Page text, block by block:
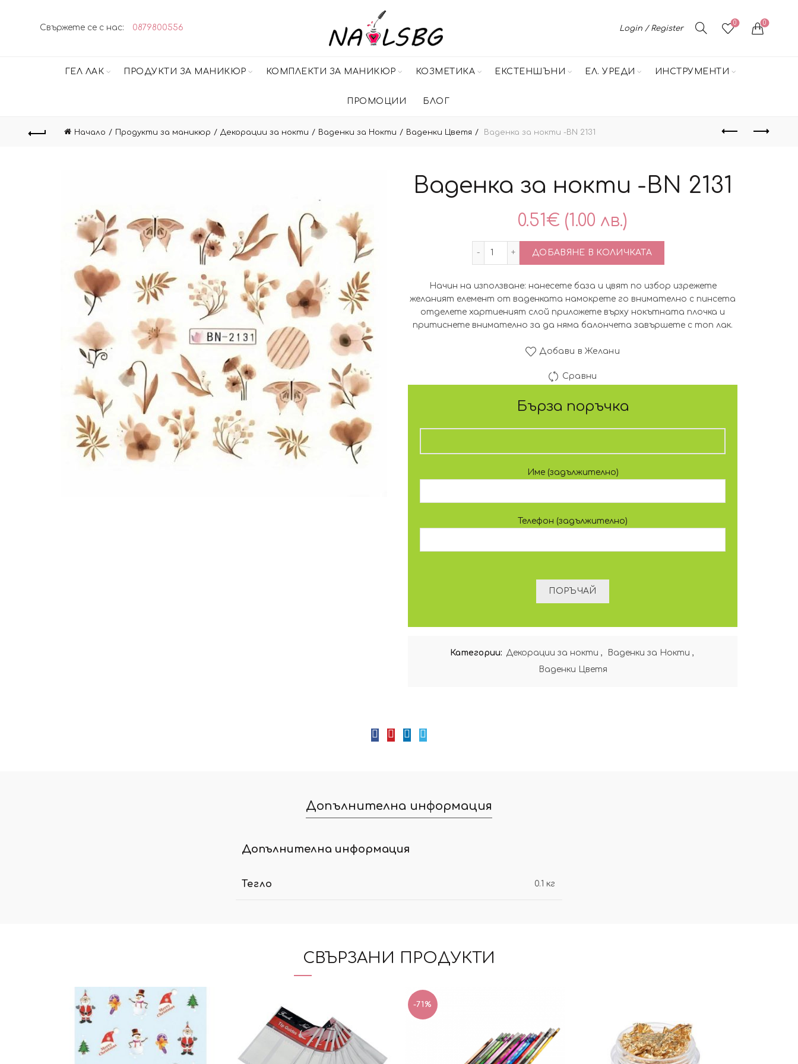
Свържете се с нас: 0879800556 Login / Register
0 0
ГЕЛ ЛАК ПРОДУКТИ ЗА МАНИКЮР КОМПЛЕКТИ ЗА МАНИКЮР КОЗМЕТИКА ЕКСТЕНШЪНИ ЕЛ. УРЕДИ ИНСТРУМЕНТИ
ПРОМОЦИИ БЛОГ
Начало Продукти за маникюр Декорации за нокти Ваденки за Нокти Ваденки Цветя Ваденка за нокти -BN 2131
Ваденка за нокти -BN 2131
0.51€ (1.00 лв.)
количество за Ваденка за нокти -BN 2131
ДОБАВЯНЕ В КОЛИЧКАТА
Начин на използване: нанесете база и цвят по избор изрежете
желаният елемент от ваденката намокрете го внимателно с пинсета
отделете хартиеният слой приложете върху нокътната плочка и
притиснете внимателно за да няма балончета завършете с топ лак.
Добави в Желани
Сравни
Бърза поръчка
Име (задължително)
Телефон (задължително)
Категории: Декорации за нокти , Ваденки за Нокти ,
Ваденки Цветя
Допълнителна информация
Допълнителна информация
Тегло 0.1 кг
СВЪРЗАНИ ПРОДУКТИ
-71%